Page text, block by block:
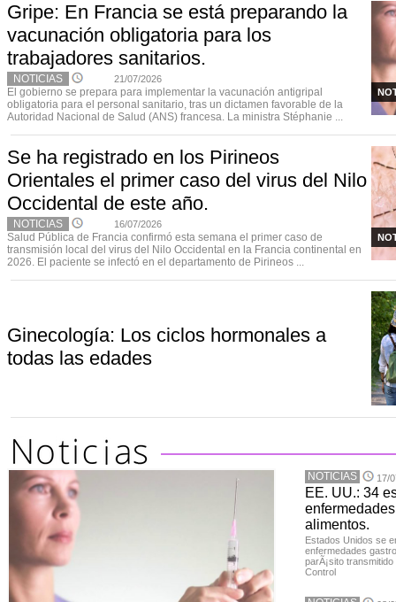
Gripe: En Francia se está preparando la
vacunación obligatoria para los
trabajadores sanitarios.
NOTICIAS 21/07/2026
El gobierno se prepara para implementar la vacunación antigripal
obligatoria para el personal sanitario, tras un dictamen favorable de la
Autoridad Nacional de Salud (ANS) francesa. La ministra Stéphanie ...
Se ha registrado en los Pirineos
Orientales el primer caso del virus del Nilo
Occidental de este año.
NOTICIAS 16/07/2026
Salud Pública de Francia confirmó esta semana el primer caso de
transmisión local del virus del Nilo Occidental en la Francia continental en
2026. El paciente se infectó en el departamento de Pirineos ...
Ginecología: Los ciclos hormonales a
todas las edades
NOTICIAS 17/
EE. UU.: 34
alimentos.
Estados Unidos se
enfermedades
parÃ¡sito
Control